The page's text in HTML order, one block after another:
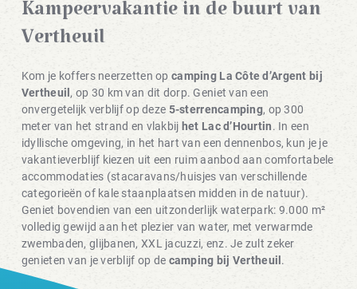
Kampeervakantie in de buurt van
Vertheuil
Kom je koffers neerzetten op camping La Côte d’Argent bij
Vertheuil , op 30 km van dit dorp. Geniet van een
onvergetelijk verblijf op deze 5-sterrencamping, op 300
meter van het strand en vlakbij het Lac d’Hourtin. In een
idyllische omgeving, in het hart van een dennenbos, kun je je
vakantieverblijf kiezen uit een ruim aanbod aan comfortabele
accommodaties (stacaravans/huisjes van verschillende
categorieën of kale staanplaatsen midden in de natuur).
Geniet bovendien van een uitzonderlijk waterpark: 9.000 m²
volledig gewijd aan het plezier van water, met verwarmde
zwembaden, glijbanen, XXL jacuzzi, enz. Je zult zeker
genieten van je verblijf op de camping bij Vertheuil .